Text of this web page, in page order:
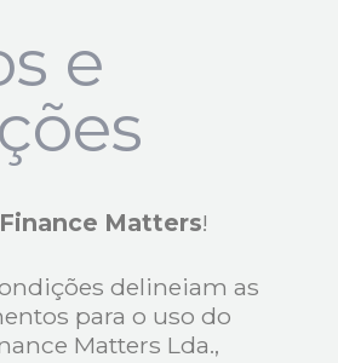
e
Matters!
delineiam as
para o uso do
Matters Lda.,